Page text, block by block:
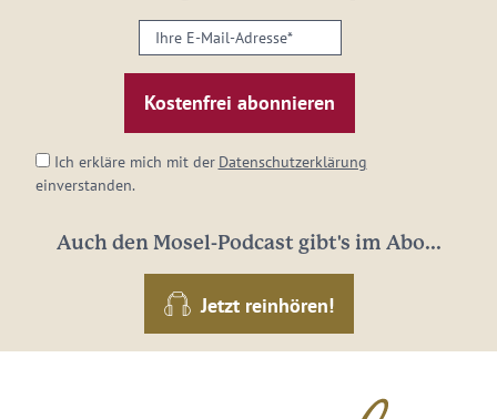
Ihre
E-
Mail-
Adresse:
Ich erkläre mich mit der Datenschutzerklärung
einverstanden.
Auch den Mosel-Podcast gibt's im Abo...
Jetzt reinhören!